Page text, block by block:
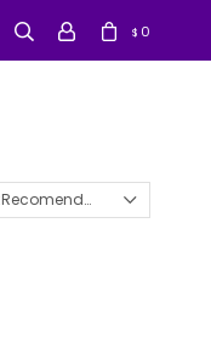
$ 0
Recomendados